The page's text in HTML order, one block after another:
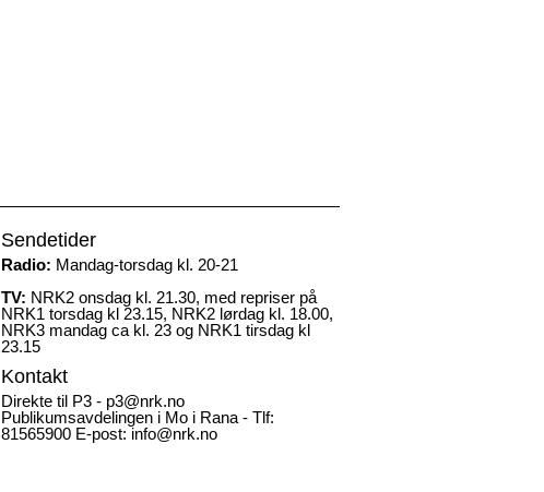
Sendetider
Radio: Mandag-torsdag kl. 20-21
TV: NRK2 onsdag kl. 21.30, med repriser på
NRK1 torsdag kl 23.15, NRK2 lørdag kl. 18.00,
NRK3 mandag ca kl. 23 og NRK1 tirsdag kl
23.15
Kontakt
Direkte til P3 - p3@nrk.no
Publikumsavdelingen i Mo i Rana - Tlf:
81565900 E-post: info@nrk.no